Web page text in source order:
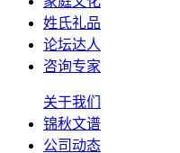
姓氏礼品
论坛达人
咨询专家
关于我们
锦秋文谱
公司动态